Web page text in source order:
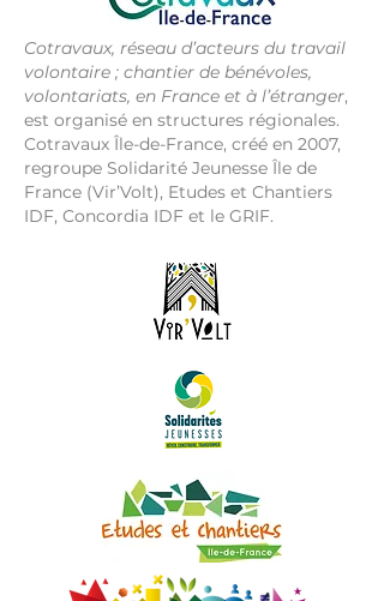
Cotravaux, réseau d’acteurs du travail
volontaire ; chantier de bénévoles,
volontariats, en France et à l’étranger,
est organisé en structures régionales.
Cotravaux Île-de-France, créé en 2007,
regroupe Solidarité Jeunesse Île de
France (Vir’Volt), Etudes et Chantiers
IDF, Concordia IDF et le GRIF.